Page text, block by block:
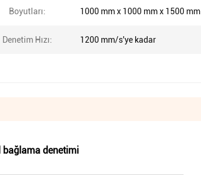
Boyutları: 1000 mm x 1000 mm x 1500 mm
Denetim Hızı: 1200 mm/s'ye kadar
bağlama denetimi